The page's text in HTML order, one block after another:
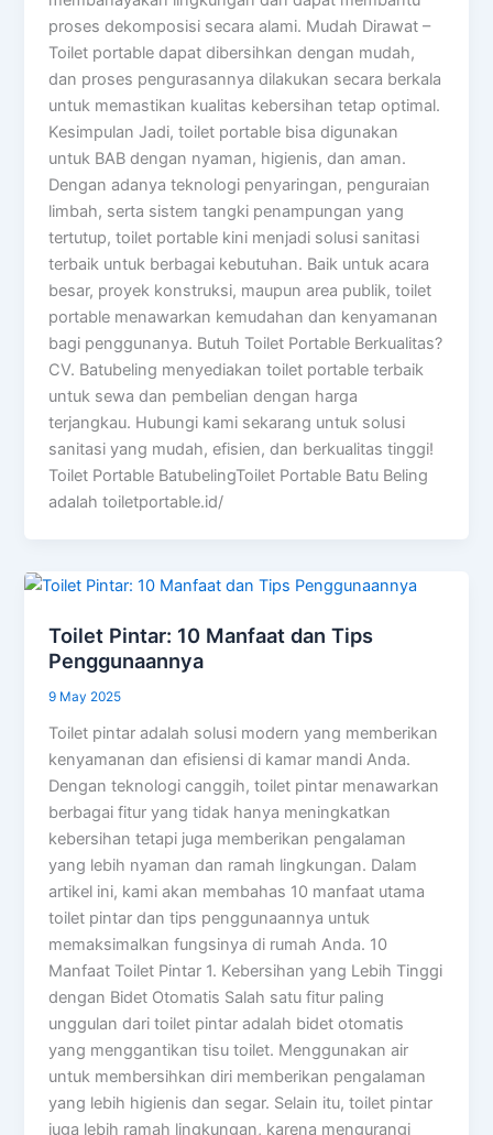
proses dekomposisi secara alami. Mudah Dirawat –
Toilet portable dapat dibersihkan dengan mudah,
dan proses pengurasannya dilakukan secara berkala
untuk memastikan kualitas kebersihan tetap optimal.
Kesimpulan Jadi, toilet portable bisa digunakan
untuk BAB dengan nyaman, higienis, dan aman.
Dengan adanya teknologi penyaringan, penguraian
limbah, serta sistem tangki penampungan yang
tertutup, toilet portable kini menjadi solusi sanitasi
terbaik untuk berbagai kebutuhan. Baik untuk acara
besar, proyek konstruksi, maupun area publik, toilet
portable menawarkan kemudahan dan kenyamanan
bagi penggunanya. Butuh Toilet Portable Berkualitas?
CV. Batubeling menyediakan toilet portable terbaik
untuk sewa dan pembelian dengan harga
terjangkau. Hubungi kami sekarang untuk solusi
sanitasi yang mudah, efisien, dan berkualitas tinggi!
Toilet Portable BatubelingToilet Portable Batu Beling
adalah toiletportable.id/
Toilet Pintar: 10 Manfaat dan Tips
Penggunaannya
9 May 2025
Toilet pintar adalah solusi modern yang memberikan
kenyamanan dan efisiensi di kamar mandi Anda.
Dengan teknologi canggih, toilet pintar menawarkan
berbagai fitur yang tidak hanya meningkatkan
kebersihan tetapi juga memberikan pengalaman
yang lebih nyaman dan ramah lingkungan. Dalam
artikel ini, kami akan membahas 10 manfaat utama
toilet pintar dan tips penggunaannya untuk
memaksimalkan fungsinya di rumah Anda. 10
Manfaat Toilet Pintar 1. Kebersihan yang Lebih Tinggi
dengan Bidet Otomatis Salah satu fitur paling
unggulan dari toilet pintar adalah bidet otomatis
yang menggantikan tisu toilet. Menggunakan air
untuk membersihkan diri memberikan pengalaman
yang lebih higienis dan segar. Selain itu, toilet pintar
juga lebih ramah lingkungan, karena mengurangi